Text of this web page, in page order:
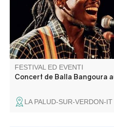
FESTIVAL ED EVENTI
Concert de Balla Bangoura
LA PALUD-SUR-VERDON-IT